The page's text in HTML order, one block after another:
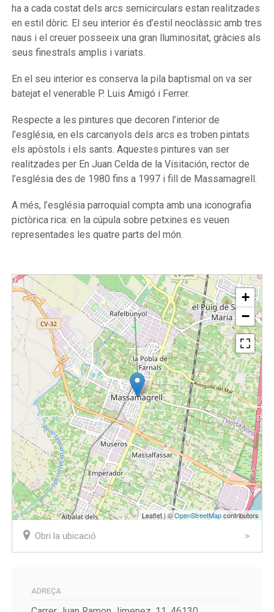
ha a cada costat dels arcs semicirculars estan realitzades
en estil dòric. El seu interior és d’estil neoclàssic amb tres
naus i el creuer posseeix una gran lluminositat, gràcies als
seus finestrals amplis i variats.
En el seu interior es conserva la pila baptismal on va ser
batejat el venerable P. Luis Amigó i Ferrer.
Respecte a les pintures que decoren l’interior de
l’església, en els carcanyols dels arcs es troben pintats
els apòstols i els sants. Aquestes pintures van ser
realitzades per En Juan Celda de la Visitación, rector de
l’església des de 1980 fins a 1997 i fill de Massamagrell.
A més, l’església parroquial compta amb una iconografia
pictòrica rica: en la cúpula sobre petxines es veuen
representades les quatre parts del món.
+
−
Leaflet | ©OpenStreetMapcontributors
Obri la ubicació
ADREÇA